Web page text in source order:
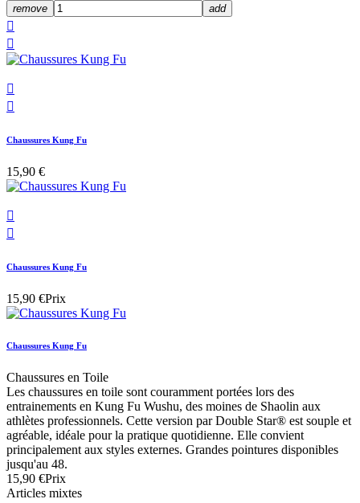
remove add




Chaussures Kung Fu
15,90 €


Chaussures Kung Fu
15,90 €Prix
Chaussures Kung Fu
Chaussures en Toile
Les chaussures en toile sont couramment portées lors des
entrainements en Kung Fu Wushu, des moines de Shaolin aux
athlètes professionnels. Cette version par Double Star® est souple et
agréable, idéale pour la pratique quotidienne. Elle convient
principalement aux styles externes. Grandes pointures disponibles
jusqu'au 48.
15,90 €Prix
Articles mixtes